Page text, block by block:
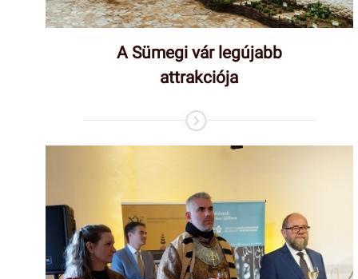
A Sümegi vár legújabb
attrakciója